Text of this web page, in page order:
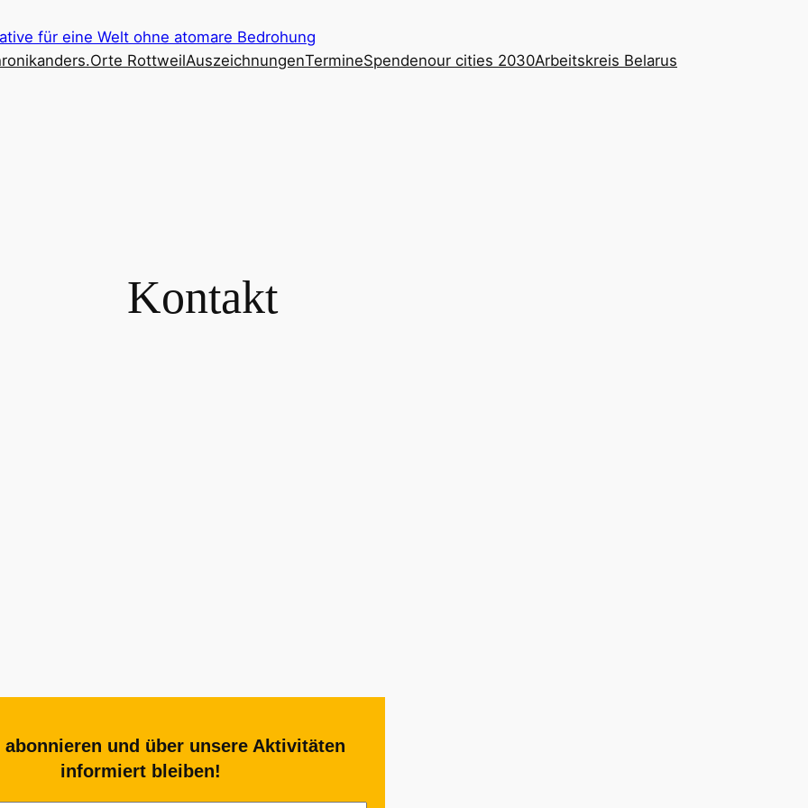
für eine Welt ohne atomare Bedrohung
anders.Orte RottweilAuszeichnungenTermineSpendenour cities 2030Arbeitskreis Belarus
Kontakt
abonnieren und über unsere Aktivitäten
informiert bleiben!